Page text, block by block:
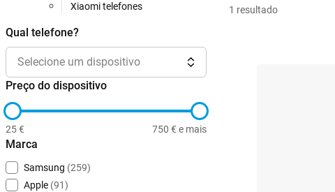
Xiaomi telefones
Qual telefone?
Selecione um dispositivo
Preço do dispositivo
25 € 750 € e mais
Marca
Samsung (259)
Apple (91)
1 resultado